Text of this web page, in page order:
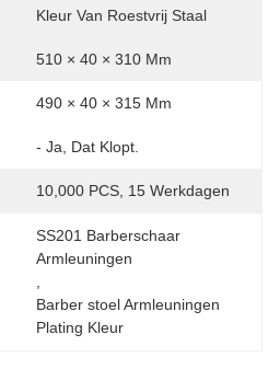
Kleur Van Roestvrij Staal
510 × 40 × 310 Mm
490 × 40 × 315 Mm
- Ja, Dat Klopt.
10,000 PCS, 15 Werkdagen
SS201 Barberschaar
Armleuningen
Barber stoel Armleuningen
Plating Kleur